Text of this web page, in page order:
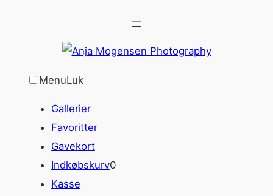
MenuLuk
Gallerier
Favoritter
Gavekort
Indkøbskurv0
Kasse